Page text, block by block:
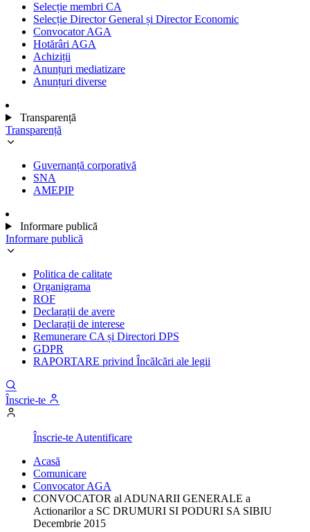
Selecție membri CA
Selecție Director General și Director Economic
Convocator AGA
Hotărâri AGA
Achiziții
Anunțuri mediatizare
Anunțuri diverse
Transparență
Transparență
Guvernanță corporativă
SNA
AMEPIP
Informare publică
Informare publică
Politica de calitate
Organigrama
ROF
Declarații de avere
Declarații de interese
Remunerare CA și Directori DPS
GDPR
RAPORTARE privind Încălcări ale legii
Înscrie-te
Înscrie-te Autentificare
Acasă
Comunicare
Convocator AGA
CONVOCATOR al ADUNARII GENERALE a
Actionarilor a SC DRUMURI SI PODURI SA SIBIU
Decembrie 2015